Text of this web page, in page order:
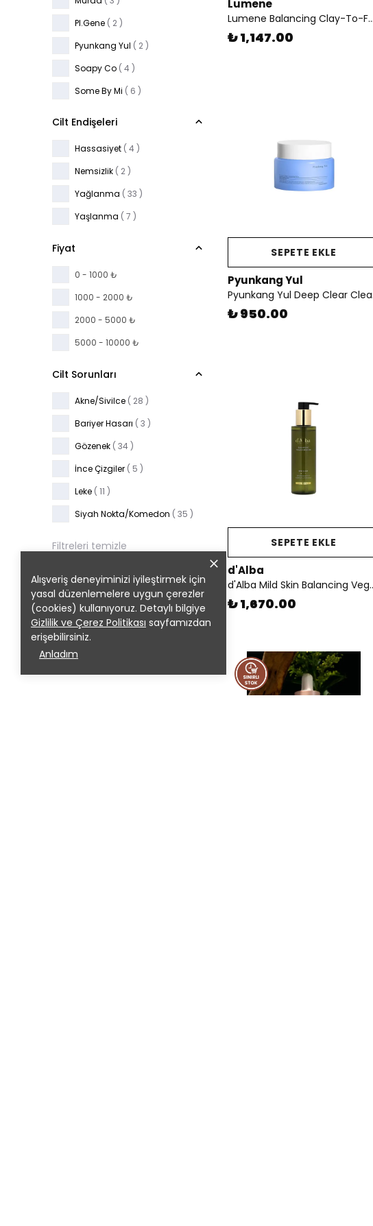
Alışveriş deneyiminizi iyileştirmek için
yasal düzenlemelere uygun çerezler
(cookies) kullanıyoruz. Detaylı bilgiye
Gizlilik ve Çerez Politikası sayfamızdan
erişebilirsiniz.
Anladım
PI.Gene ( 2 )
Pyunkang Yul ( 2 )
Soapy Co ( 4 )
Some By Mi ( 6 )
Cilt Endişeleri
Hassasiyet ( 4 )
Nemsizlik ( 2 )
Yağlanma ( 33 )
Yaşlanma ( 7 )
Fiyat
0 - 1000 ₺
1000 - 2000 ₺
2000 - 5000 ₺
5000 - 10000 ₺
Cilt Sorunları
Akne/Sivilce ( 28 )
Bariyer Hasarı ( 3 )
Gözenek ( 34 )
İnce Çizgiler ( 5 )
Leke ( 11 )
Siyah Nokta/Komedon ( 35 )
Filtreleri temizle
Lumene
Lumene Balancing Clay-To-Foam Cleanser
₺ 1,147.00
SEPETE EKLE
Pyunkang Yul
Pyunkang
₺ 950.00
SEPETE EKLE
d'Alba
d'Alba Mild Skin Balancing
₺ 1,670.00